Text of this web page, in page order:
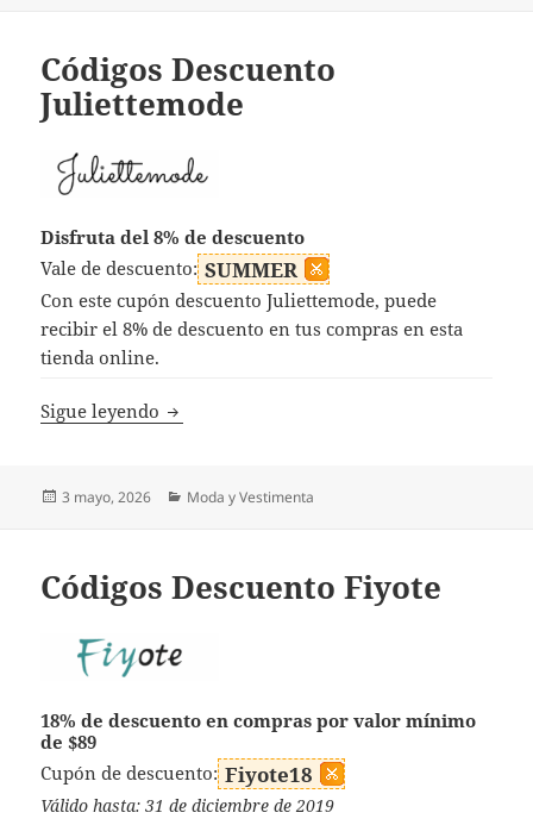
Códigos Descuento
Juliettemode
Disfruta del 8% de descuento
Vale de descuento: SUMMER
Con este cupón descuento Juliettemode, puede
recibir el 8% de descuento en tus compras en esta
tienda online.
Sigue leyendo Códigos Descuento Juliettemode
Publicado
3 mayo, 2026 Categorías
Moda y Vestimenta
Códigos Descuento Fiyote
18% de descuento en compras por valor mínimo
de $89
Cupón de descuento: Fiyote18
Válido hasta: 31 de diciembre de 2019